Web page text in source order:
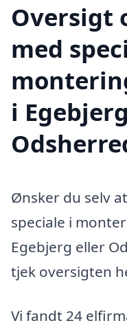
Oversigt
med
i
Ønsker du selv
speciale i
Egebjerg eller
tjek oversigten
Vi fandt 24